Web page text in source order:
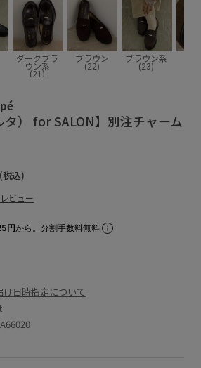
ダークブラ
ウン系
(21)
ブラウン
(22)
ブラウン系
(23)
タ） for SALON】別注チャーム
(税込)
ビュー
円から。分割手数料無料
日時指定について